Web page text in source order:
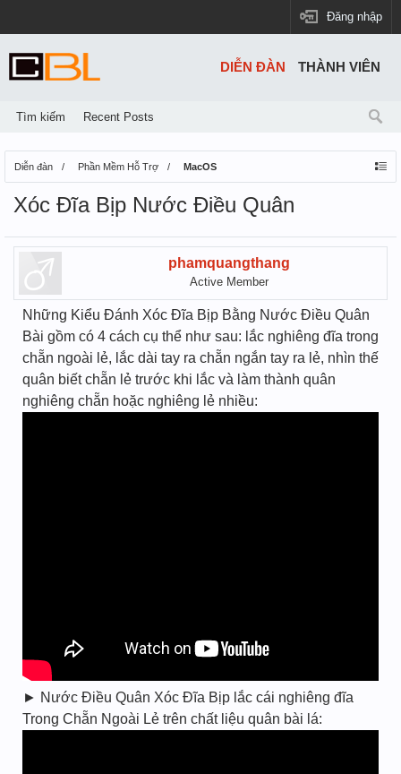
Đăng nhập
Diễn đàn Phần Mềm Hỗ Trợ MacOS
Xóc Đĩa Bịp Nước Điều Quân
phamquangthang
Active Member
Những Kiểu Đánh Xóc Đĩa Bịp Bằng Nước Điều Quân
Bài gồm có 4 cách cụ thể như sau: lắc nghiêng đĩa trong
chẵn ngoài lẻ, lắc dài tay ra chẵn ngắn tay ra lẻ, nhìn thế
quân biết chẵn lẻ trước khi lắc và làm thành quân
nghiêng chẵn hoặc nghiêng lẻ nhiều:
► Nước Điều Quân Xóc Đĩa Bịp lắc cái nghiêng đĩa
Trong Chẵn Ngoài Lẻ trên chất liệu quân bài lá:
DIỄN ĐÀN
Tìm kiếm Recent Posts
THÀNH VIÊN